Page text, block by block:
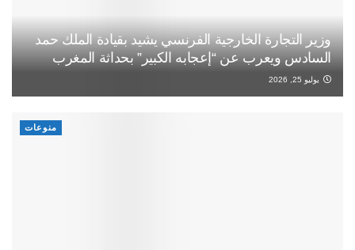
وزير التجارة الخارجية الفرنسي يشيد بقيادة الملك حمد
السادس ويعرب عن “إعجابه الكبير” بحداثة المغرب
يوليو 25, 2026
منوعات